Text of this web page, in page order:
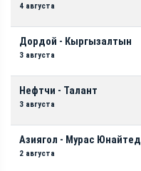
4 августа
Дордой - Кыргызалтын
3 августа
Нефтчи - Талант
3 августа
Азиягол - Мурас Юнайтед
2 августа